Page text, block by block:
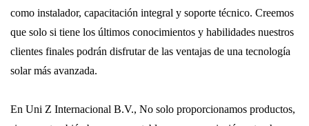
como instalador, capacitación integral y soporte técnico. Creemos
que solo si tiene los últimos conocimientos y habilidades nuestros
clientes finales podrán disfrutar de las ventajas de una tecnología
solar más avanzada.
En Uni Z Internacional B.V., No solo proporcionamos productos,